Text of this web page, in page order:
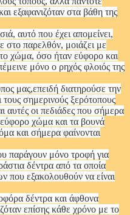
εξαφανιζόταν στα βάθη της
αυτό που έχει απομείνει,
στο παρελθόν, μοιάζει με
χώμα, όσο ήταν εύφορο και
μόνο ο ρηχός φλοιός της
μας,επειδή διατηρούσε την
τους σημερινούς ξερότοπους
αυτές οι πεδιάδες που σήμερα
εύφορο χώμα και τα βουνά
και σήμερα φαίνονται
παράγουν μόνο τροφή για
δέντρα από τα οποία
που εξακολουθούν να είναι
δέντρα και άφθονα
επίσης κάθε χρόνο με το